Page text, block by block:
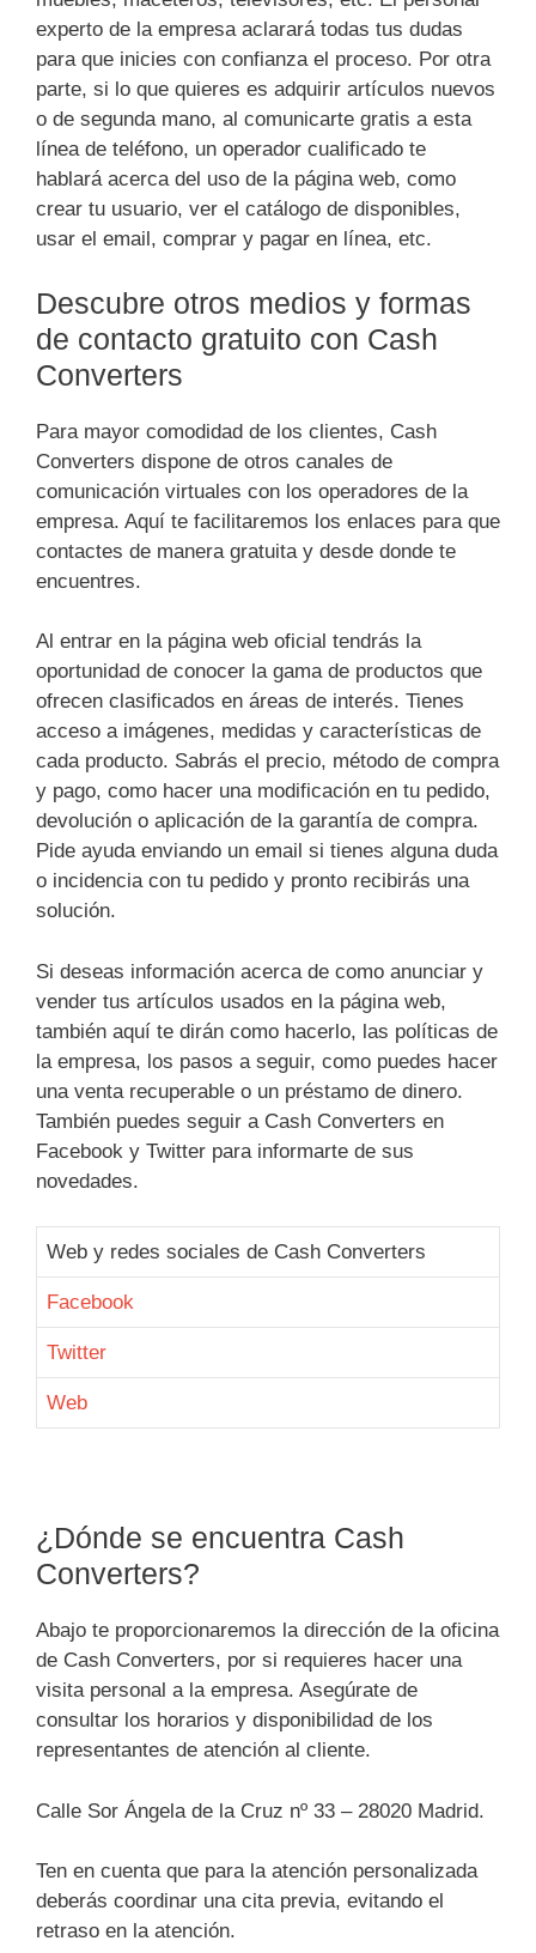
experto de la empresa aclarará todas tus dudas
para que inicies con confianza el proceso. Por otra
parte, si lo que quieres es adquirir artículos nuevos
o de segunda mano, al comunicarte gratis a esta
línea de teléfono, un operador cualificado te
hablará acerca del uso de la página web, como
crear tu usuario, ver el catálogo de disponibles,
usar el email, comprar y pagar en línea, etc.
Descubre otros medios y formas
de contacto gratuito con Cash
Converters
Para mayor comodidad de los clientes, Cash
Converters dispone de otros canales de
comunicación virtuales con los operadores de la
empresa. Aquí te facilitaremos los enlaces para que
contactes de manera gratuita y desde donde te
encuentres.
Al entrar en la página web oficial tendrás la
oportunidad de conocer la gama de productos que
ofrecen clasificados en áreas de interés. Tienes
acceso a imágenes, medidas y características de
cada producto. Sabrás el precio, método de compra
y pago, como hacer una modificación en tu pedido,
devolución o aplicación de la garantía de compra.
Pide ayuda enviando un email si tienes alguna duda
o incidencia con tu pedido y pronto recibirás una
solución.
Si deseas información acerca de como anunciar y
vender tus artículos usados en la página web,
también aquí te dirán como hacerlo, las políticas de
la empresa, los pasos a seguir, como puedes hacer
una venta recuperable o un préstamo de dinero.
También puedes seguir a Cash Converters en
Facebook y Twitter para informarte de sus
novedades.
Web y redes sociales de Cash Converters
Facebook
Twitter
Web
¿Dónde se encuentra Cash
Converters?
Abajo te proporcionaremos la dirección de la oficina
de Cash Converters, por si requieres hacer una
visita personal a la empresa. Asegúrate de
consultar los horarios y disponibilidad de los
representantes de atención al cliente.
Calle Sor Ángela de la Cruz nº 33 – 28020 Madrid.
Ten en cuenta que para la atención personalizada
deberás coordinar una cita previa, evitando el
retraso en la atención.